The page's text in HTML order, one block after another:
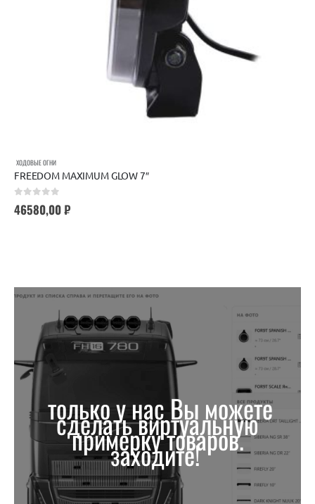
ХОДОВЫЕ ОГНИ
FREEDOM MAXIMUM GLOW 7″
46580,00₽
только у нас Вы можете
сделать виртуальную
примерку товаров.
заходите!